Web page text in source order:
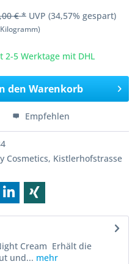
€ * UVP (34,57% gespart)
5 Werktage mit DHL
den Warenkorb
Empfehlen
Cosmetics, Kistlerhofstrasse
Cream Erhält die
und... mehr